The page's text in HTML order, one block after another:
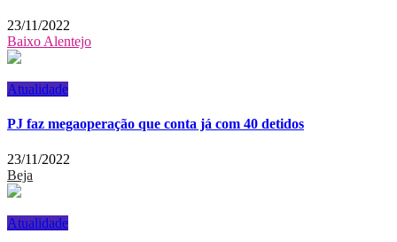
23/11/2022
Baixo Alentejo
Atualidade
PJ faz megaoperação que conta já com 40 detidos
23/11/2022
Beja
Atualidade